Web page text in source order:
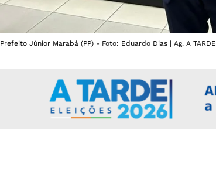
Prefeito Júnior Marabá (PP) - Foto: Eduardo Dias | Ag. A TARDE